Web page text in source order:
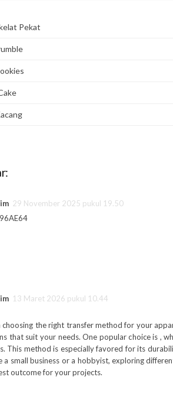
Pekat
29 November 2025 pukul 19.50
13 Maret 2026 pukul 10.44
choosing the right transfer method for your
that suit your needs. One popular choice is ,
This method is especially favored for its
a small business or a hobbyist, exploring
outcome for your projects.